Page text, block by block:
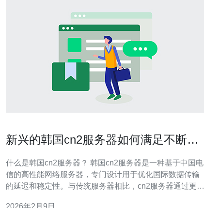
新兴的韩国cn2服务器如何满足不断变
什么是韩国cn2服务器？ 韩国cn2服务器是一种基于中国电
信的高性能网络服务器，专门设计用于优化国际数据传输
的延迟和稳定性。与传统服务器相比，cn2服务器通过更优
2026年2月9日